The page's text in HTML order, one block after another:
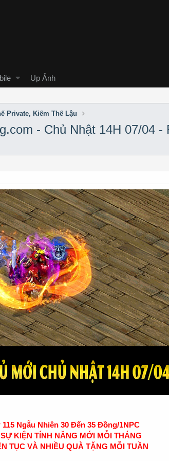
Up Ảnh
Private, Kiếm Thế Lậu
- Chủ Nhật 14H 07/04
Ngẫu Nhiên 30 Đến 35 Đồng/1NPC
KIỆN TÍNH NĂNG MỚI MỖI THÁNG
TỤC VÀ NHIỀU QUÀ TẶNG MỖI TUẦN